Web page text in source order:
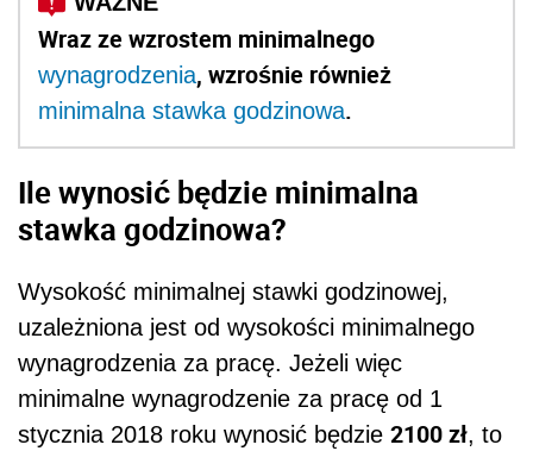
Wraz ze wzrostem minimalnego
wynagrodzenia, wzrośnie również
minimalna stawka godzinowa.
Ile wynosić będzie minimalna
stawka godzinowa?
Wysokość minimalnej stawki godzinowej,
uzależniona jest od wysokości minimalnego
wynagrodzenia za pracę. Jeżeli więc
minimalne wynagrodzenie za pracę od 1
stycznia 2018 roku wynosić będzie 2100 zł, to